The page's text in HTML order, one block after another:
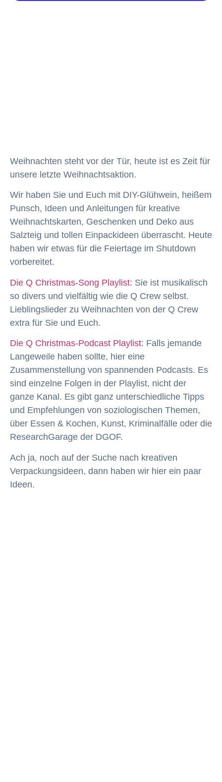
Weihnachten steht vor der Tür, heute ist es Zeit für
unsere letzte Weihnachtsaktion.
Wir haben Sie und Euch mit DIY-Glühwein, heißem
Punsch, Ideen und Anleitungen für kreative
Weihnachtskarten, Geschenken und Deko aus
Salzteig und tollen Einpackideen überrascht. Heute
haben wir etwas für die Feiertage im Shutdown
vorbereitet.
Die Q Christmas-Song Playlist: Sie ist musikalisch
so divers und vielfältig wie die Q Crew selbst.
Lieblingslieder zu Weihnachten von der Q Crew
extra für Sie und Euch.
Die Q Christmas-Podcast Playlist: Falls jemande
Langeweile haben sollte, hier eine
Zusammenstellung von spannenden Podcasts. Es
sind einzelne Folgen in der Playlist, nicht der
ganze Kanal. Es gibt ganz unterschiedliche Tipps
und Empfehlungen von soziologischen Themen,
über Essen & Kochen, Kunst, Kriminalfälle oder die
ResearchGarage der DGOF.
Ach ja, noch auf der Suche nach kreativen
Verpackungsideen, dann haben wir hier ein paar
Ideen.